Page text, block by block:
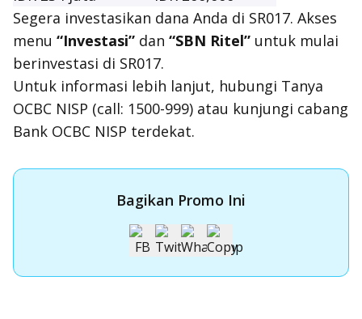
Segera investasikan dana Anda di SR017. Akses
menu “Investasi” dan “SBN Ritel” untuk mulai
berinvestasi di SR017.
Untuk informasi lebih lanjut, hubungi Tanya
OCBC NISP (call: 1500-999) atau kunjungi cabang
Bank OCBC NISP terdekat.
Bagikan Promo Ini
Apply Kartu Kredit OCBC NISP